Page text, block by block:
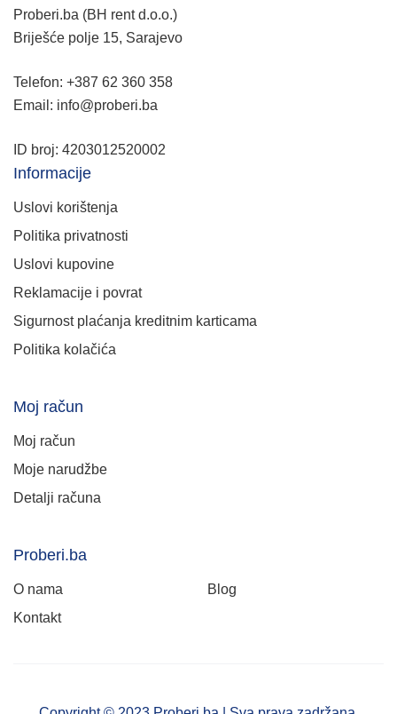
Proberi.ba (BH rent d.o.o.)
Briješće polje 15, Sarajevo
Telefon: +387 62 360 358
Email: info@proberi.ba
ID broj: 4203012520002
Informacije
Uslovi korištenja
Politika privatnosti
Uslovi kupovine
Reklamacije i povrat
Sigurnost plaćanja kreditnim karticama
Politika kolačića
Moj račun
Moj račun
Moje narudžbe
Detalji računa
Proberi.ba
O nama
Blog
Kontakt